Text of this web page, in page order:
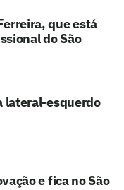
que está
do São
lateral-esquerdo
e fica no São